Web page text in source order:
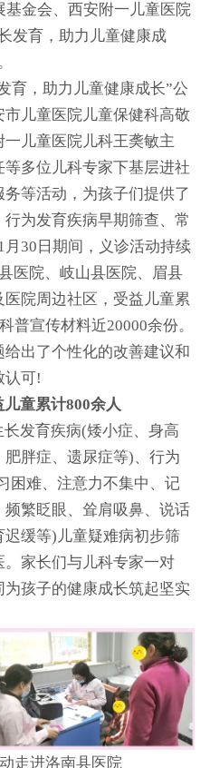
基金会、西安附一儿童医院
发育，助力儿童健康成
育，助力儿童健康成长”公
儿童医院儿童保健科高敬
儿童医院儿科王䶮敏主
多位儿科专家下基层进社
等活动，为孩子们提供了
为发育疾病早期筛查、常
30日期间，义诊活动持续
医院、岐山县医院、眉县
院周边社区，受益儿童累
普宣传材料近20000余份。
出了个性化的改善建议和
认可!
童累计800余人
发育疾病(矮小症、身高
胖症、遗尿症等)、行为
困难、注意力不集中、记
繁眨眼、耸肩吸鼻、说话
缓等)儿童疑难病初步筛
家长们与儿科专家一对
孩子的健康成长筑起坚实
走进洛南县医院